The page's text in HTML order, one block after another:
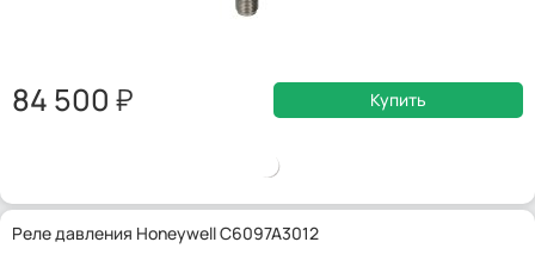
84 500 Купить
Реле давления Honeywell C6097A3012